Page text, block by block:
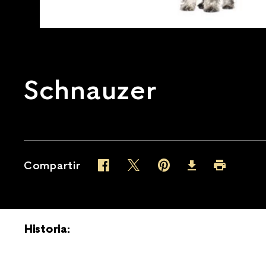
Schnauzer
Compartir Facebook (opens in new window)
Twitter (opens in new window)
Pinterest (opens in new
Download (opens in
Imprimir
Historia: